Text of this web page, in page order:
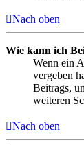
Nach oben
Wie kann ich
Wenn ein
vergeben
Beitrags,
weiteren
Nach oben